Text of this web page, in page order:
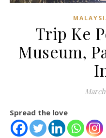
Trip Ke
Museum,
Spread the love